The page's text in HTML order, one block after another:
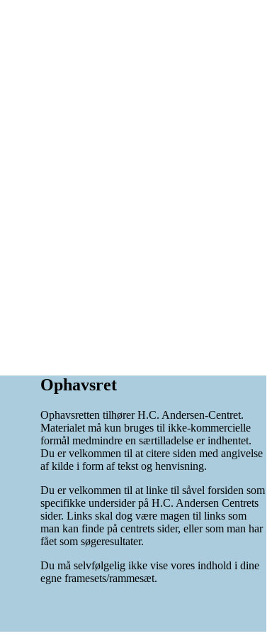
Ophavsret
Ophavsretten tilhører H.C. Andersen-Centret.
Materialet må kun bruges til ikke-kommercielle
formål medmindre en særtilladelse er indhentet.
Du er velkommen til at citere siden med angivelse
af kilde i form af tekst og henvisning.
Du er velkommen til at linke til såvel forsiden som
specifikke undersider på H.C. Andersen Centrets
sider. Links skal dog være magen til links som
man kan finde på centrets sider, eller som man har
fået som søgeresultater.
Du må selvfølgelig ikke vise vores indhold i dine
egne framesets/rammesæt.